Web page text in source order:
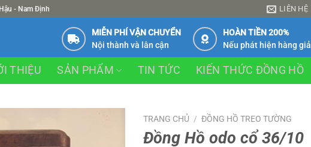
- Nam Định LIÊN HỆ
MIỄN PHÍ VẬN CHUYỂN
Nội thành và lân cận
HOÀN TIỀN 200%
Nếu phát hiện hàng giả
THIỆU SẢN PHẨM TIN TỨC KIẾN THỨC ĐỒNG HỒ
TRANG CHỦ / ĐỒNG HỒ TREO TƯỜNG
Đồng Hồ odo cổ 36/10